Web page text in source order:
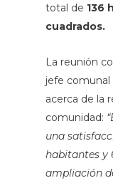
total de 136
cuadrados.
La reunión
jefe comunal
acerca de la
comunidad:
una
habitantes y
ampliación